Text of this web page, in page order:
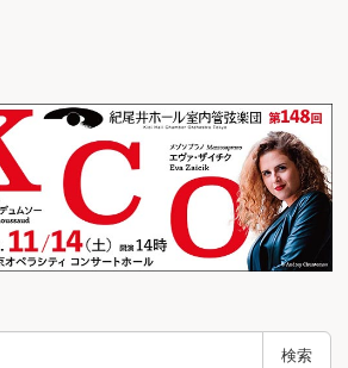
検索